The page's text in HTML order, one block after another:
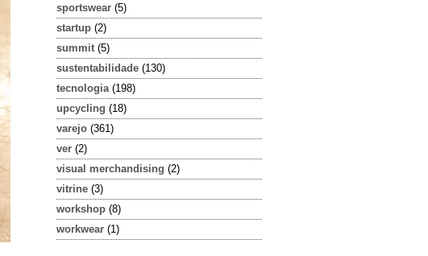
sportswear (5)
startup (2)
summit (5)
sustentabilidade (130)
tecnologia (198)
upcycling (18)
varejo (361)
ver (2)
visual merchandising (2)
vitrine (3)
workshop (8)
workwear (1)